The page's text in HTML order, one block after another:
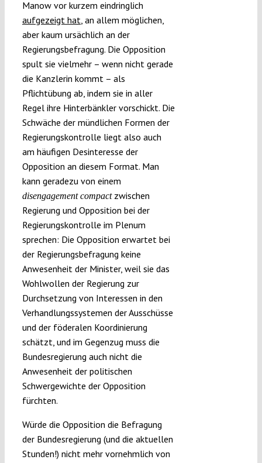
Manow vor kurzem eindringlich
aufgezeigt hat, an allem möglichen,
aber kaum ursächlich an der
Regierungsbefragung. Die Opposition
spult sie vielmehr – wenn nicht gerade
die Kanzlerin kommt – als
Pflichtübung ab, indem sie in aller
Regel ihre Hinterbänkler vorschickt. Die
Schwäche der mündlichen Formen der
Regierungskontrolle liegt also auch
am häufigen Desinteresse der
Opposition an diesem Format. Man
kann geradezu von einem
disengagement compactzwischen
Regierung und Opposition bei der
Regierungskontrolle im Plenum
sprechen: Die Opposition erwartet bei
der Regierungsbefragung keine
Anwesenheit der Minister, weil sie das
Wohlwollen der Regierung zur
Durchsetzung von Interessen in den
Verhandlungssystemen der Ausschüsse
und der föderalen Koordinierung
schätzt, und im Gegenzug muss die
Bundesregierung auch nicht die
Anwesenheit der politischen
Schwergewichte der Opposition
fürchten.
Würde die Opposition die Befragung
der Bundesregierung (und die aktuellen
Stunden!) nicht mehr vornehmlich von